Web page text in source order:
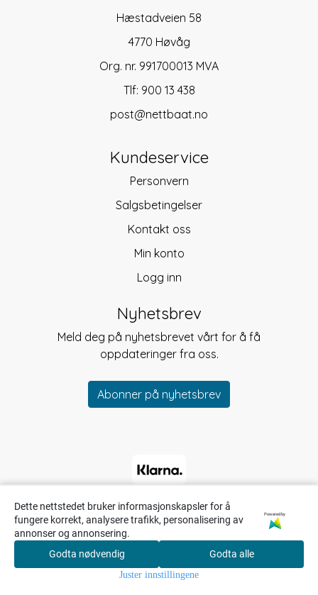
Søk
Hæstadveien 58
4770 Høvåg
Org. nr. 991700013 MVA
Tlf: 900 13 438
post@nettbaat.no
Kundeservice
Personvern
Salgsbetingelser
Kontakt oss
Min konto
Logg inn
Nyhetsbrev
Meld deg på nyhetsbrevet vårt for å få
oppdateringer fra oss.
Abonner på nyhetsbrev
Dette nettstedet bruker informasjonskapsler for å
fungere korrekt, analysere trafikk, personalisering av
annonser og annonsering.
Powered by
Godta nødvendig Godta alle
Juster innstillingene